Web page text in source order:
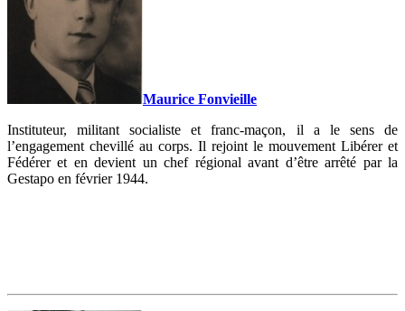
Maurice Fonvieille
Instituteur, militant socialiste et franc-maçon, il a le sens de
l’engagement chevillé au corps. Il rejoint le mouvement Libérer et
Fédérer et en devient un chef régional avant d’être arrêté par la
Gestapo en février 1944.